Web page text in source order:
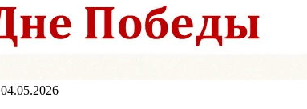
04.05.2026